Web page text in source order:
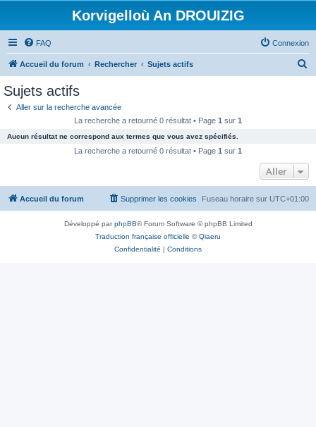
Korvigelloù An DROUIZIG
FAQ Connexion
Accueil du forum Rechercher Sujets actifs
c
e
Sujets actifs
Aller sur la recherche avancée
La recherche a retourné 0 résultat • Page 1 sur 1
Aucun résultat ne correspond aux termes que vous avez spécifiés.
La recherche a retourné 0 résultat • Page 1 sur 1
Aller
Accueil du forum Fuseau horaire sur UTC+01:00
Supprimer les cookies
Développé parphpBB® Forum Software © phpBB Limited
Traduction française officielle ©Qiaeru
Confidentialité | Conditions